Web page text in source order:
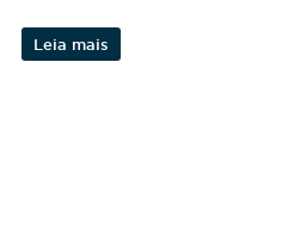
Leia mais